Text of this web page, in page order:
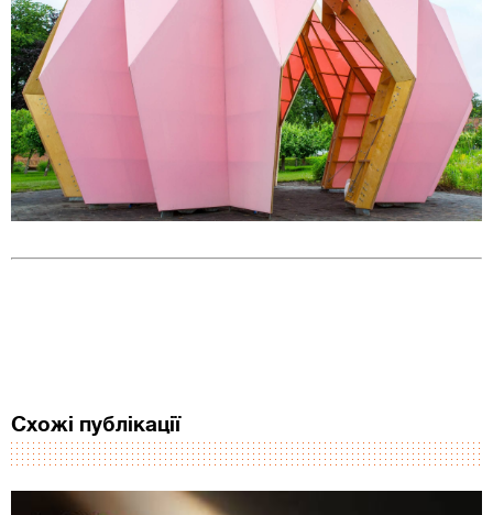
Схожі публікації